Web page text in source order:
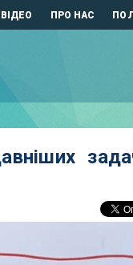
ВІДЕО ПРО НАС